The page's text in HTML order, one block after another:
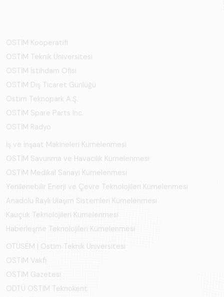
OSTİM Kooperatifi
OSTİM Teknik Üniversitesi
OSTİM İstihdam Ofisi
OSTİM Dış Ticaret Günlüğü
Ostim Teknopark A.Ş.
OSTİM Spare Parts Inc.
OSTİM Radyo
İş ve İnşaat Makineleri Kümelenmesi
OSTİM Savunma ve Havacılık Kümelenmesi
OSTİM Medikal Sanayi Kümelenmesi
Yenilenebilir Enerji ve Çevre Teknolojileri Kümelenmesi
Anadolu Raylı Ulaşım Sistemleri Kümelenmesi
Kauçuk Teknolojileri Kümelenmesi
Haberleşme Teknolojileri Kümelenmesi
OTÜSEM | Ostim Teknik Üniversitesi
OSTİM Vakfı
OSTİM Gazetesi
ODTÜ OSTİM Teknokent